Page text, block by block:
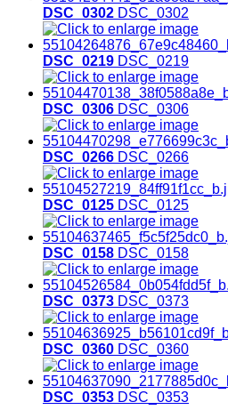
DSC_0302 DSC_0302
DSC_0219 DSC_0219
DSC_0306 DSC_0306
DSC_0266 DSC_0266
DSC_0125 DSC_0125
DSC_0158 DSC_0158
DSC_0373 DSC_0373
DSC_0360 DSC_0360
DSC_0353 DSC_0353